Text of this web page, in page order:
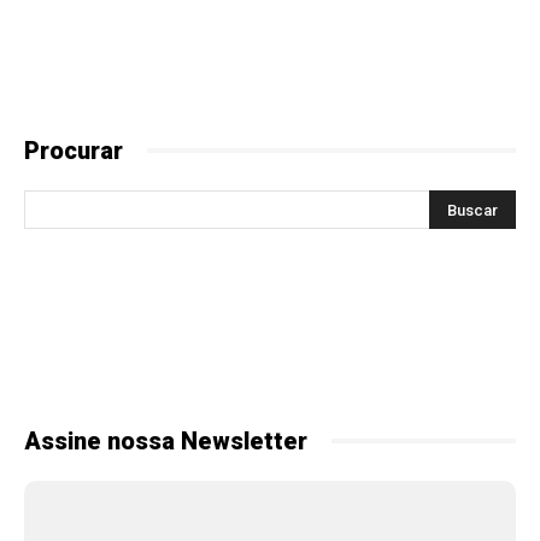
Procurar
Assine nossa Newsletter